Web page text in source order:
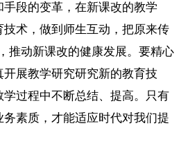
段的变革，在新课改的教学
术，做到师生互动，把原来传
推动新课改的健康发展。要精心
展教学研究研究新的教育技
过程中不断总结、提高。只有
素质，才能适应时代对我们提